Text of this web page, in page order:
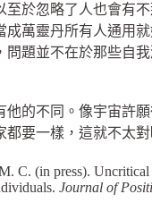
至於忽略了人也會有
成萬靈丹所有人通用
問題並不在於那些自
他的不同。像宇宙許
都要一樣，這就不太
C. (in press). Uncritical
Journal of